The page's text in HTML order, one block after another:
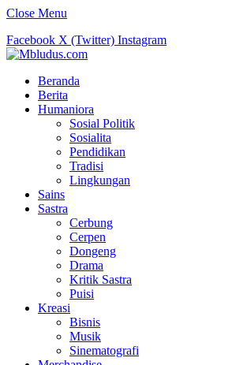
Close Menu
Facebook X (Twitter) Instagram
Beranda
Berita
Humaniora
Sosial Politik
Sosialita
Pendidikan
Tradisi
Lingkungan
Sains
Sastra
Cerbung
Cerpen
Dongeng
Drama
Kritik Sastra
Puisi
Kreasi
Bisnis
Musik
Sinematografi